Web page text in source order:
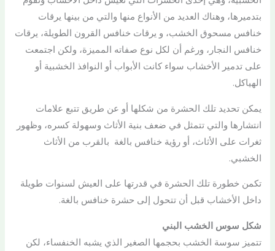
بتدميرها، وهناك العديد من الأنواع منها والتي من بينها يرقات
خنافس مسحوق الخشب، و يرقات خنافس القرون الطويلة، يرقات
خنافس النجار، ورغم أن لكل نوع صفاته المميزة، ولكن اجتمعت
على تدمير الأخشاب سواء كانت الأبواب أو النوافذ الخشبية أو
الهياكل.
يمكن تحديد تلك الحشرة من شكلها أو عن طريق تتبع علامات
انتشارها والتي تتمثل في ضعف بنية الأثاث وسهولة كسره، وظهور
ثغرات على الأثاث، أو رؤية خنافس بالغة بالقرب من الأثاث
الخشبي.
تكمن خطورة تلك الحشرة في قدرتها على العيش لسنوات طويلة
داخل الأخشاب قبل أن تتحول إلى حشرة خنافس بالغة.
شكل سوس الخشب البني
تتميز سوسة الخشب بحجمها الصغير الذي يشبه الخنفساء، لكن